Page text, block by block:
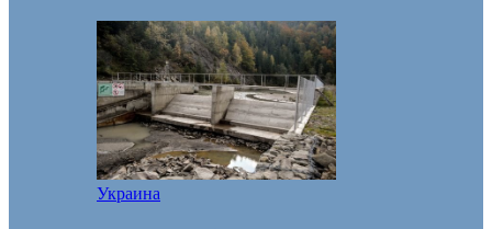
Украина